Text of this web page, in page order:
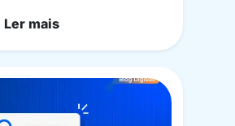
Ler mais